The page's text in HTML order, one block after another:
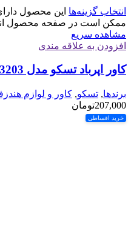
انتخاب گزینه‌ها این محصول
ممکن است در صفحه محصول
مشاهده سریع
افزودن به علاقه مندی
کاور اپرباد تسکو مدل TCO 3203
برندها, تسکو, کاور و لوازم
207,000تومان
خرید اقساطی